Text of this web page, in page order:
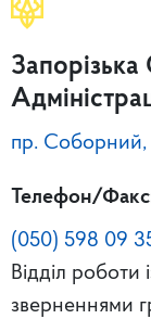
пр. Соборний,
Телефон/
(050) 598 09
Відділ роботи
зверненнями